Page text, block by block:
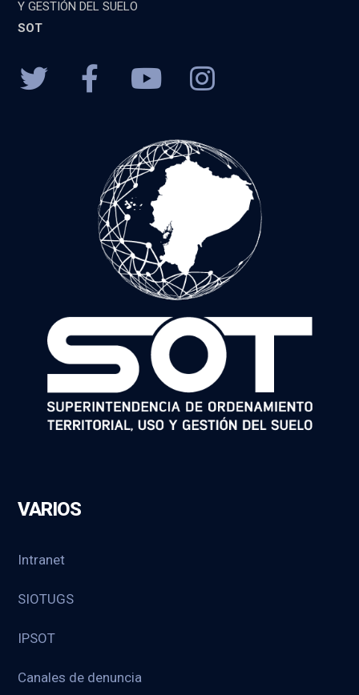
Y GESTIÓN DEL SUELO
SOT
VARIOS
Intranet
SIOTUGS
IPSOT
Canales de denuncia